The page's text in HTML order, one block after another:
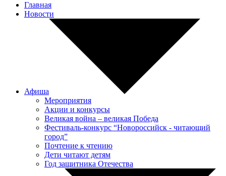
Главная
Новости
Афиша
Мероприятия
Акции и конкурсы
Великая война – великая Победа
Фестиваль-конкурс “Новороссийск - читающий
город”
Почтение к чтению
Дети читают детям
Год защитника Отечества